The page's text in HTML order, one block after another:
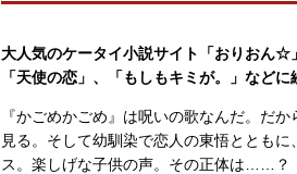
大人気のケータイ小説サイト「おりおん☆
「天使の恋」、「もしもキミが。」など
『かごめかごめ』は呪いの歌なんだ。だ
見る。そして幼馴染で恋人の東悟ととも
ス。楽しげな子供の声。その正体は……？